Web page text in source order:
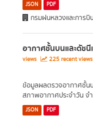
JSON PDF
กรมฝนหลวงและการบิ
อากาศชั้นบนและดัช
views
225 recent views
ข้อมูลผลตรวจอากาศชั้น
สภาพอากาศประจำวัน จ
JSON PDF